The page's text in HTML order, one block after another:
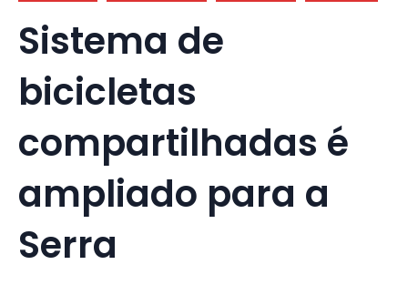
Sistema de
bicicletas
compartilhadas é
ampliado para a
Serra